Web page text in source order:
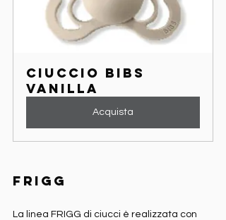
Ciuccio Bibs
Vanilla
Acquista
Frigg
La linea FRIGG di ciucci è realizzata con